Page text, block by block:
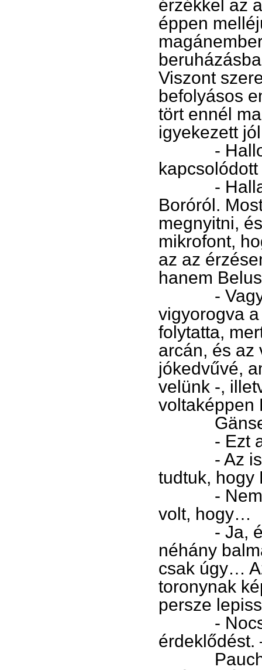
érzékkel az
éppen
Viszont
befolyásos
tört ennél
igyekezett
- Hallom,
- Hallani
Boróról.
megnyitni,
mikrofont,
az az
hanem
- Vagy
vigyorogva
folytatta,
arcán, és az
jókedvűvé,
velünk -,
voltaképpen
Gänse
- Ezt a
- Az
tudtuk,
- Nem
volt, hogy…
- Ja,
néhány
csak úgy…
toronynak
persze
-
érdeklődést.
Paucha